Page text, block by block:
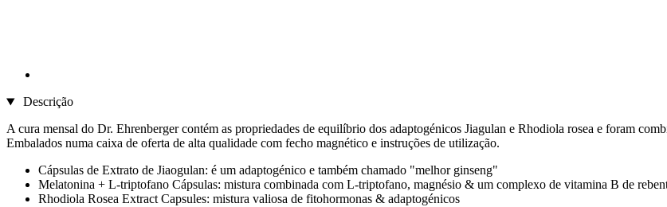
Descrição
A cura mensal do Dr. Ehrenberger contém as propriedades de equilíbrio dos adaptogénicos Jiagulan e Rhodiola rosea e foram
Embalados numa caixa de oferta de alta qualidade com fecho magnético e instruções de utilização.
Cápsulas de Extrato de Jiaogulan: é um adaptogénico e também chamado "melhor ginseng"
Melatonina + L-triptofano Cápsulas: mistura combinada com L-triptofano, magnésio & um complexo de vitamina B de
Rhodiola Rosea Extract Capsules: mistura valiosa de fitohormonas & adaptogénicos